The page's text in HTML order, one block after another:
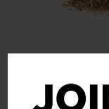
Sorry -